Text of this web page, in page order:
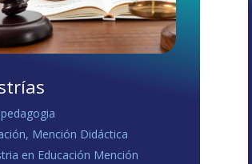
Mención Didáctica
en Educación Mención